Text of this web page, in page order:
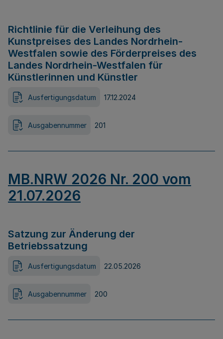
Richtlinie für die Verleihung des
Kunstpreises des Landes Nordrhein-
Westfalen sowie des Förderpreises des
Landes Nordrhein-Westfalen für
Künstlerinnen und Künstler
Ausfertigungsdatum 17.12.2024
Ausgabennummer 201
MB.NRW 2026 Nr. 200 vom
21.07.2026
Satzung zur Änderung der
Betriebssatzung
Ausfertigungsdatum 22.05.2026
Ausgabennummer 200